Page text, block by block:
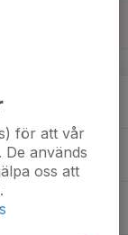
för att vår
används
oss att